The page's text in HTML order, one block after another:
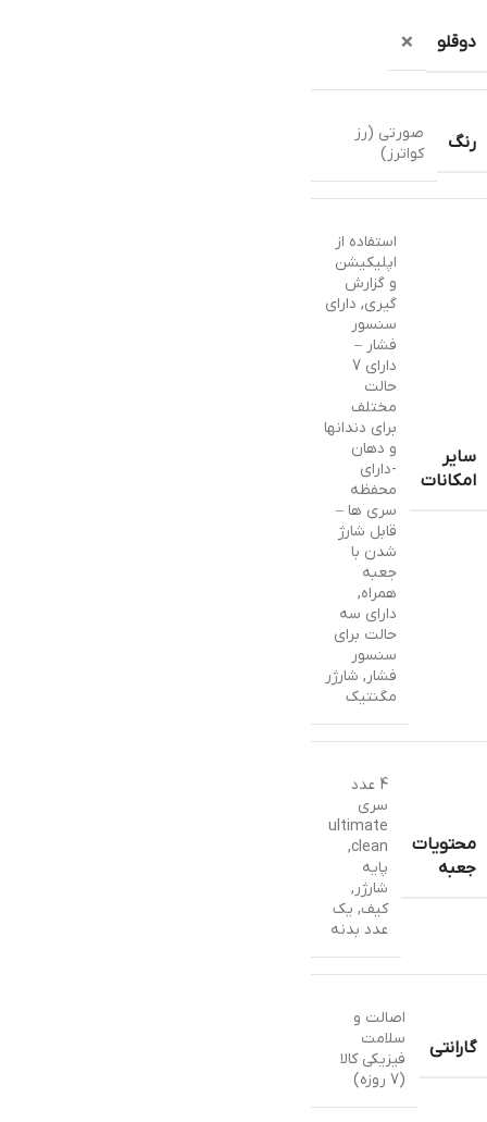
دوقلو ❌
رنگ
صورتی (رز
کواترز)
سایر
امکانات
استفاده از
اپلیکیشن
و گزارش
گیری, دارای
سنسور
فشار –
دارای 7
حالت
مختلف
برای دندانها
و دهان
-دارای
محفظه
سری ها –
قابل شارژ
شدن با
جعبه
همراه,
دارای سه
حالت برای
سنسور
فشار, شارژر
مگنتیک
محتویات
جعبه
4 عدد
سری
ultimate
clean
,
پایه
شارژر ,
کیف, یک
عدد بدنه
گارانتی
اصالت و
سلامت
فیزیکی کالا
(7 روزه)